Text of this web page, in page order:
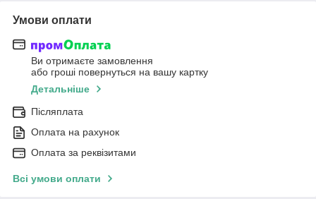
Умови оплати
Ви отримаєте замовлення
або гроші повернуться на вашу картку
Детальніше
Післяплата
Оплата на рахунок
Оплата за реквізитами
Всі умови оплати